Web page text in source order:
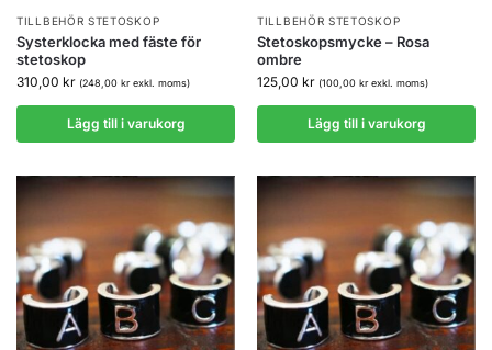
TILLBEHÖR STETOSKOP
Systerklocka med fäste för
stetoskop
310,00 kr (248,00 krexkl. moms)
Lägg till i varukorg
TILLBEHÖR STETOSKOP
Stetoskopsmycke – Rosa
ombre
125,00 kr (100,00 krexkl. moms)
Lägg till i varukorg